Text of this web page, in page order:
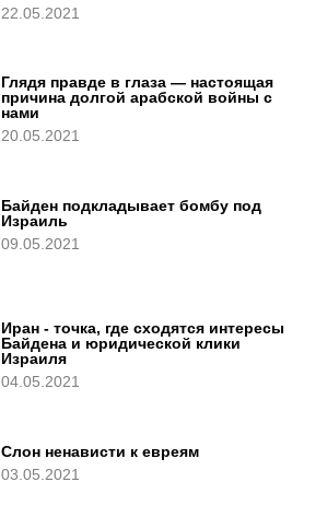
22.05.2021
Глядя правде в глаза — настоящая
причина долгой арабской войны с
нами
20.05.2021
Байден подкладывает бомбу под
Израиль
09.05.2021
Иран - точка, где сходятся интересы
Байдена и юридической клики
Израиля
04.05.2021
Слон ненависти к евреям
03.05.2021